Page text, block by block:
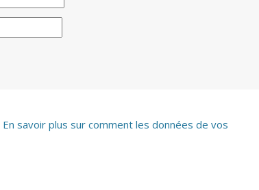
En savoir plus sur comment les données de vos